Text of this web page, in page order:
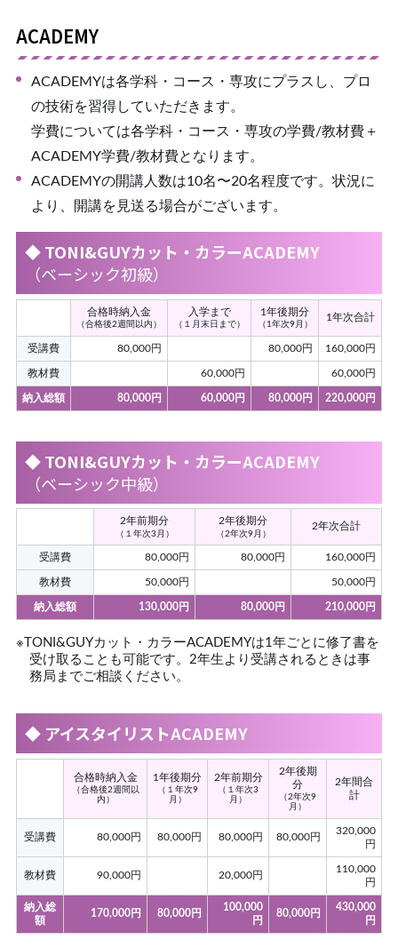
ACADEMY
ACADEMYは各学科・コース・専攻にプラスし、プロ
の技術を習得していただきます。
学費については各学科・コース・専攻の学費/教材費＋
ACADEMY学費/教材費となります。
ACADEMYの開講⼈数は10名〜20名程度です。状況に
より、開講を⾒送る場合がございます。
◆ TONI&GUYカット・カラーACADEMY
（ベーシック初級）
合格時納入金
（合格後2週間以内）
入学まで
（１月末日まで）
1年後期分
（1年次9月）
1年次合計
受講費 80,000円 80,000円 160,000円
教材費 60,000円 60,000円
納入総額 80,000円 60,000円 80,000円 220,000円
◆ TONI&GUYカット・カラーACADEMY
（ベーシック中級）
2年前期分
（１年次3月）
2年後期分
（2年次9月）
2年次合計
受講費 80,000円 80,000円 160,000円
教材費 50,000円 50,000円
納入総額 130,000円 80,000円 210,000円
※TONI&GUYカット・カラーACADEMYは1年ごとに修了書を
受け取ることも可能です。2年生より受講されるときは事
務局までご相談ください。
◆ アイスタイリストACADEMY
合格時納入金
（合格後2週間以
内）
1年後期分
（１年次9
月）
2年前期分
（１年次3
月）
2年後期
分
（2年次9
月）
2年間合
計
受講費 80,000円 80,000円 80,000円 80,000円
320,000
円
教材費 90,000円 20,000円
110,000
円
納入総
額
170,000円 80,000円
100,000
円
80,000円
430,000
円